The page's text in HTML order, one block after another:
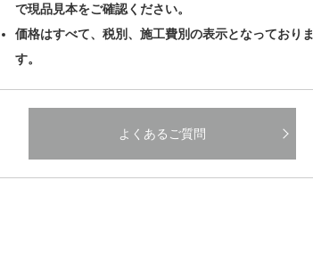
で現品見本をご確認ください。
価格はすべて、税別、施工費別の表示となっておりま
す。
よくあるご質問